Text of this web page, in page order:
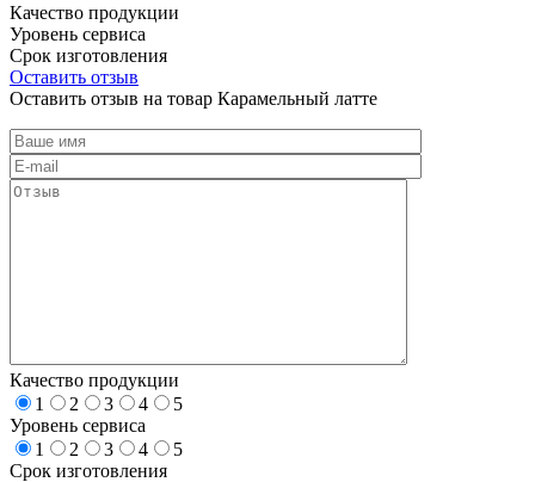
Качество продукции
Уровень сервиса
Срок изготовления
Оставить отзыв
Оставить отзыв на товар Карамельный латте
Качество продукции
1
2 3 4
5
Уровень сервиса
1
2 3 4
5
Срок изготовления